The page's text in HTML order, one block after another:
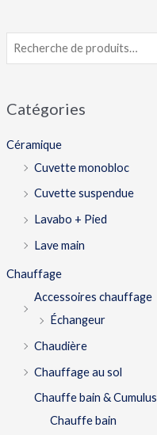
Catégories
Céramique
Cuvette monobloc
Cuvette suspendue
Lavabo + Pied
Lave main
Chauffage
Accessoires chauffage
Échangeur
Chaudière
Chauffage au sol
Chauffe bain & Cumulus
Chauffe bain